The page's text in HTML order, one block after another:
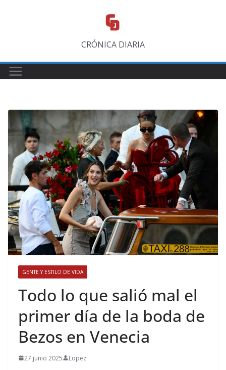
CRÓNICA DIARIA
GENTE Y ESTILO DE VIDA
​Todo lo que salió mal el
primer día de la boda de
Bezos en Venecia
27 junio 2025 Lopez